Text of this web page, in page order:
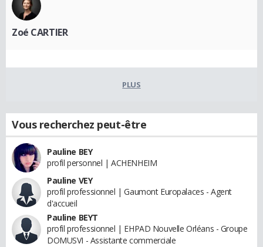
Zoé CARTIER
PLUS
Vous recherchez peut-être
Pauline BEY
profil personnel | ACHENHEIM
Pauline VEY
profil professionnel | Gaumont Europalaces - Agent
d'accueil
Pauline BEYT
profil professionnel | EHPAD Nouvelle Orléans - Groupe
DOMUSVI - Assistante commerciale